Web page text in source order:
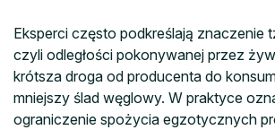
Eksperci często podkreślają znaczenie
czyli odległości pokonywanej przez
krótsza droga od producenta do
mniejszy ślad węglowy. W praktyce
ograniczenie spożycia egzotycznych